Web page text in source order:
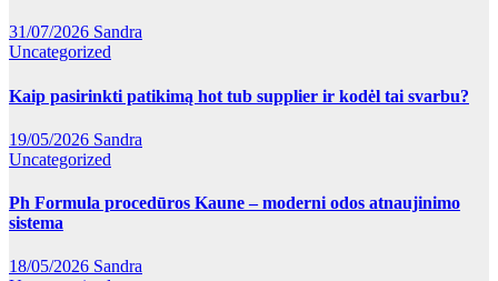
31/07/2026 Sandra
Uncategorized
Kaip pasirinkti patikimą hot tub supplier ir kodėl tai svarbu?
19/05/2026 Sandra
Uncategorized
Ph Formula procedūros Kaune – moderni odos atnaujinimo
sistema
18/05/2026 Sandra